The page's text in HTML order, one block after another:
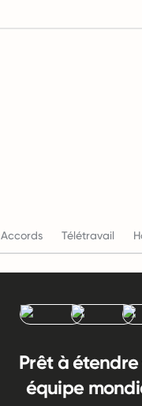
Accords Télétravail
Prêt à
équipe